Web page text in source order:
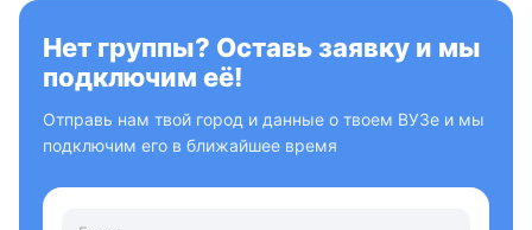
Нет группы? Оставь заявку и мы
подключим её!
Отправь нам твой город и данные о твоем ВУЗе и мы
подключим его в ближайшее время